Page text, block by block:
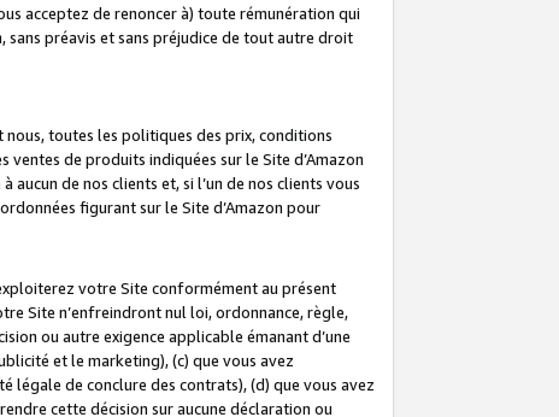
acceptez de renoncer à) toute rémunération qui
préavis et sans préjudice de tout autre droit
toutes les politiques des prix, conditions
de produits indiquées sur le Site d’Amazon
de nos clients et, si l’un de nos clients vous
figurant sur le Site d’Amazon pour
votre Site conformément au présent
Site n’enfreindront nul loi, ordonnance, règle,
ou autre exigence applicable émanant d’une
et le marketing), (c) que vous avez
légale de conclure des contrats), (d) que vous avez
cette décision sur aucune déclaration ou